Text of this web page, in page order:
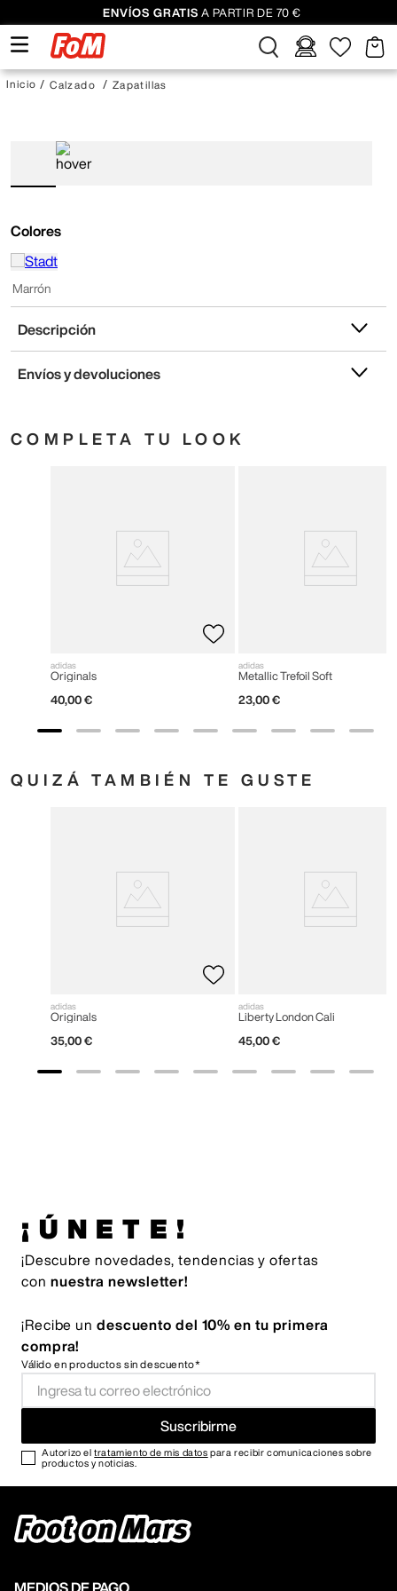
ENVÍOS GRATIS A PARTIR DE 70 €
Calzado Zapatillas
Colores
Marrón
Descripción
Envíos y devoluciones
COMPLETA TU LOOK
adidas
Originals
40,00 €
adidas
Metallic Trefoil Soft
23,00 €
QUIZÁ TAMBIÉN TE GUSTE
adidas
Originals
35,00 €
adidas
Liberty London Cali
45,00 €
¡ÚNETE!
¡Descubre novedades, tendencias y ofertas
con nuestra newsletter!
¡Recibe un descuento del 10% en tu primera
compra!
Válido en productos sin descuento*
Suscribirme
Autorizo eltratamiento de mis datos para recibir comunicaciones sobre
productos y noticias.
MEDIOS DE PAGO